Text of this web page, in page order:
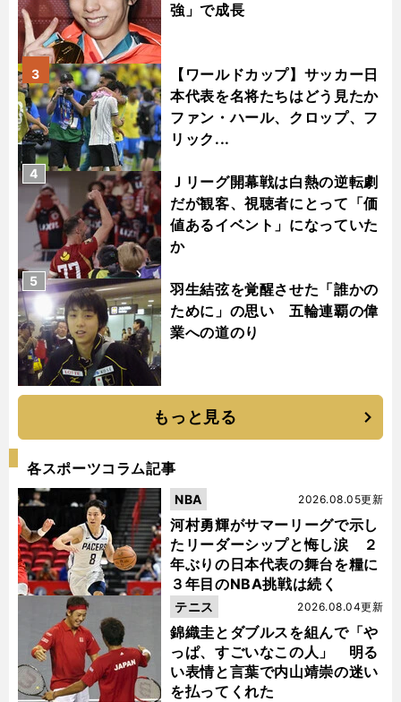
強」で成長
【ワールドカップ】サッカー日
本代表を名将たちはどう見たか
ファン・ハール、クロップ、フ
リック...
3
Ｊリーグ開幕戦は白熱の逆転劇
だが観客、視聴者にとって「価
値あるイベント」になっていた
か
4
羽生結弦を覚醒させた「誰かの
ために」の思い 五輪連覇の偉
業への道のり
5
もっと見る
各スポーツコラム記事
河村勇輝がサマーリーグで示し
たリーダーシップと悔し涙 ２
年ぶりの日本代表の舞台を糧に
３年目のNBA挑戦は続く
2026.08.05更新
NBA
錦織圭とダブルスを組んで「や
っぱ、すごいなこの人」 明る
い表情と言葉で内山靖崇の迷い
を払ってくれた
2026.08.04更新
テニス